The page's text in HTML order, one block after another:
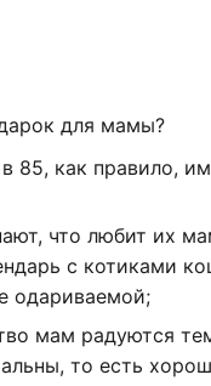
для мамы?
как правило,
что любит их
с котиками
одариваемой;
мам радуются
то есть